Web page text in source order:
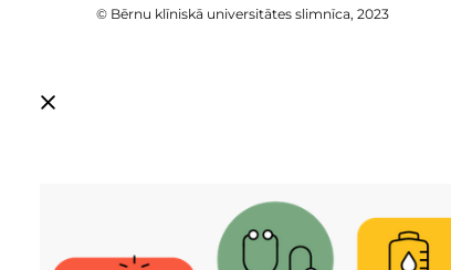
© Bērnu klīniskā universitātes slimnīca, 2023